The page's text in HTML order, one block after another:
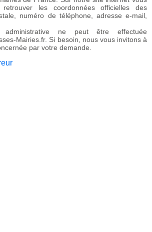
retrouver les coordonnées officielles des
numéro de téléphone, adresse e-mail,
administrative ne peut être effectuée
Mairies.fr. Si besoin, nous vous invitons à
par votre demande.